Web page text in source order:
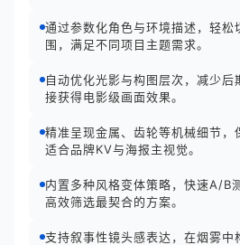
通过参数化角色与环境描述，轻松
围，满足不同项目主题需求。
自动优化光影与构图层次，减少后
接获得电影级画面效果。
精准呈现金属、齿轮等机械细节，
适合品牌KV与海报主视觉。
内置多种风格变体策略，快速A/B
高效筛选最契合的方案。
支持叙事性镜头感表达，在烟雾中